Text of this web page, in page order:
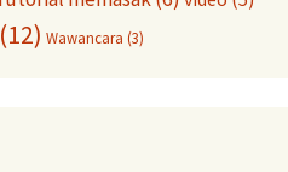
(12) Wawancara (3)